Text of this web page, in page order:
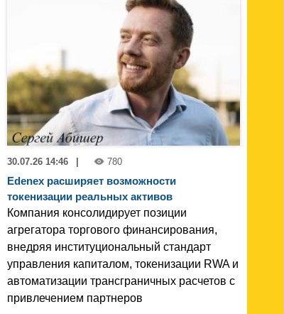
30.07.26 14:46 | 780
Edenex расширяет возможности
токенизации реальных активов
Компания консолидирует позиции
агрегатора торгового финансирования,
внедряя институциональный стандарт
управления капиталом, токенизации RWA и
автоматизации трансграничных расчетов с
привлечением партнеров